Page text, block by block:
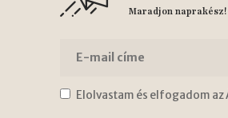
Maradjon
Elolvastam és elfogadom